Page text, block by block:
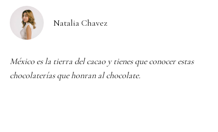
Natalia Chavez
México es la tierra del cacao y tienes que conocer estas
chocolaterías que honran al chocolate.